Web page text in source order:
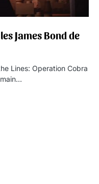
James Bond de
Lines: Operation Cobra